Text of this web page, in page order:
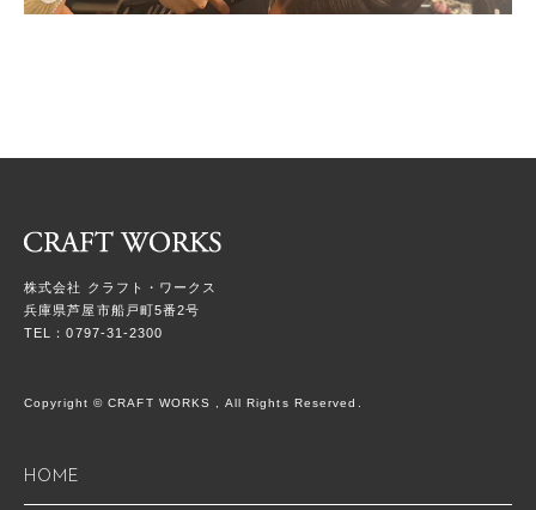
株式会社 クラフト・ワークス
兵庫県芦屋市船戸町5番2号
TEL：0797-31-2300
Copyright © CRAFT WORKS , All Rights Reserved.
HOME